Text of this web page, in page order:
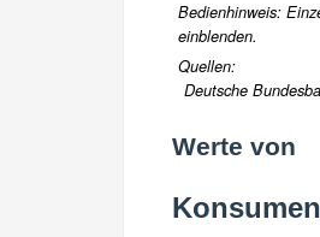
Bedienhinweis:
einblenden.
Quellen:
Deutsche
Werte von